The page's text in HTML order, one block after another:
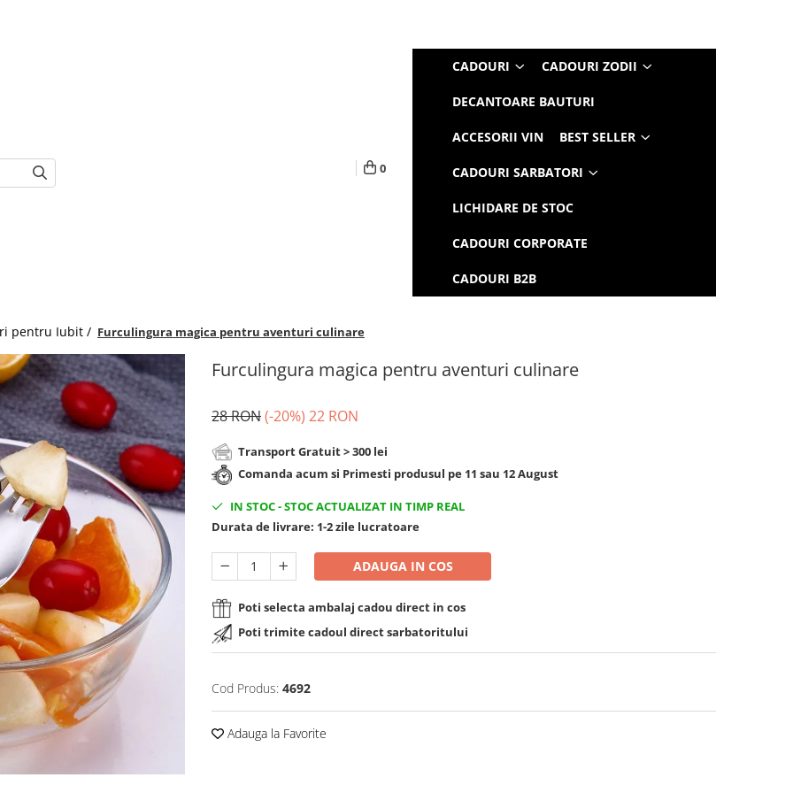
0
CADOURI CADOURI ZODII
DECANTOARE BAUTURI
ACCESORII VIN BEST SELLER
CADOURI SARBATORI
LICHIDARE DE STOC
CADOURI CORPORATE
CADOURI B2B
pentru Iubit / Furculingura magica pentru aventuri culinare
Furculingura magica pentru aventuri culinare
28 RON(-20%) 22 RON
Transport Gratuit > 300 lei
Comanda acum si Primesti produsul pe 11 sau 12 August
IN STOC-STOC ACTUALIZAT IN TIMP REAL
Durata de livrare: 1-2 zile lucratoare
ADAUGA IN COS
Poti selecta ambalaj cadou direct in cos
Poti trimite cadoul direct sarbatoritului
Cod Produs: 4692
Adauga la Favorite